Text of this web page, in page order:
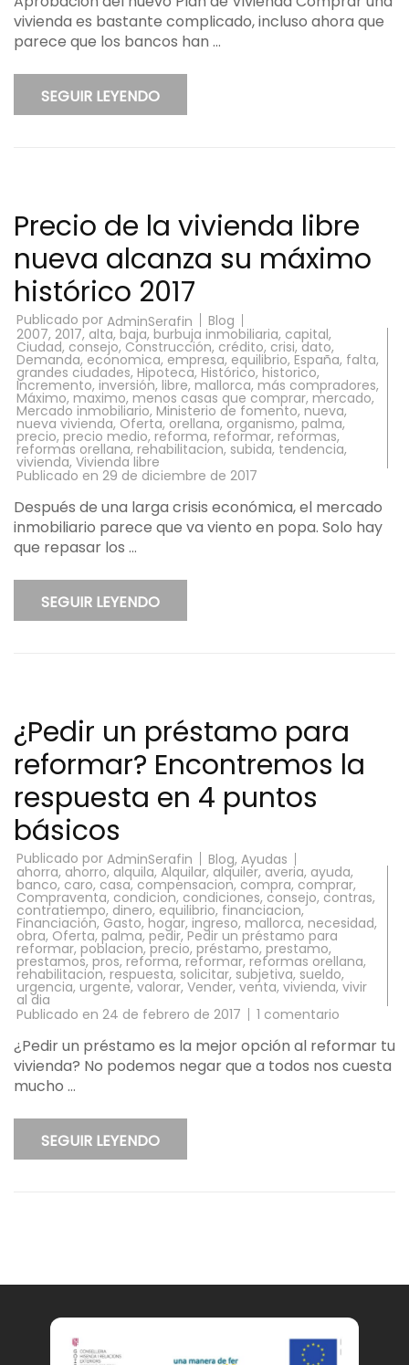
vivienda es bastante complicado, incluso ahora que
parece que los bancos han …
SEGUIR LEYENDO
Precio de la vivienda libre
nueva alcanza su máximo
histórico 2017
Publicado por AdminSerafin Blog
2007, 2017, alta, baja, burbuja inmobiliaria, capital,
Ciudad, consejo, Construcción, crédito, crisi, dato,
Demanda, economica, empresa, equilibrio, España, falta,
grandes ciudades, Hipoteca, Histórico, historico,
Incremento, inversión, libre, mallorca,más compradores,
Máximo, maximo, menos casas que comprar, mercado,
Mercado inmobiliario, Ministerio de fomento, nueva,
nueva vivienda, Oferta, orellana, organismo,palma,
precio, precio medio, reforma, reformar, reformas,
reformas orellana, rehabilitacion, subida, tendencia,
vivienda, Vivienda libre
Publicado en 29 de diciembre de 2017
Después de una larga crisis económica, el mercado
inmobiliario parece que va viento en popa. Solo hay
que repasar los …
SEGUIR LEYENDO
¿Pedir un préstamo para
reformar? Encontremos la
respuesta en 4 puntos
básicos
Publicado por AdminSerafin Blog, Ayudas
ahorra, ahorro, alquila, Alquilar, alquiler, averia, ayuda,
banco, caro, casa, compensacion, compra, comprar,
Compraventa, condicion, condiciones, consejo, contras,
contratiempo, dinero, equilibrio, financiacion,
Financiación, Gasto, hogar, ingreso, mallorca, necesidad,
obra, Oferta, palma, pedir, Pedir un préstamo para
reformar, poblacion,precio, préstamo, prestamo,
prestamos, pros, reforma, reformar, reformas orellana,
rehabilitacion, respuesta, solicitar, subjetiva, sueldo,
urgencia, urgente, valorar, Vender, venta, vivienda, vivir
al dia
Publicado en 24 de febrero de 2017 1 comentario
un
préstamo
para
reformar?
¿Pedir un préstamo es la mejor opción al reformar tu
vivienda? No podemos negar que a todos nos cuesta
mucho …
SEGUIR LEYENDO